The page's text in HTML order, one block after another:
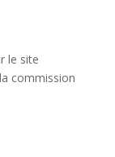
le site
commission